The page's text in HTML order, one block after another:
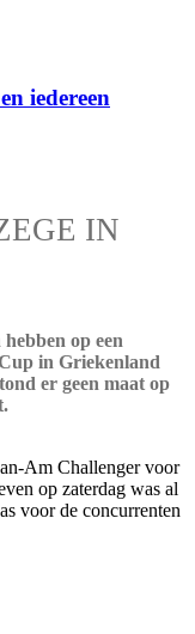
iedereen
IN
op een
in Griekenland
er geen maat op
Am Challenger voor
op zaterdag was al
voor de concurrenten